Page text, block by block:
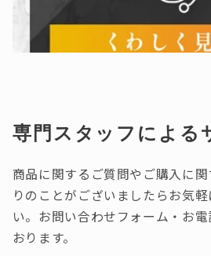
専門スタッフによる
商品に関するご質問やご購入に
りのことがございましたらお気
い。お問い合わせフォーム・お
おります。